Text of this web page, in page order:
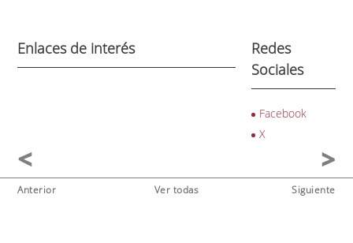
Enlaces de interés
Redes
Sociales
Facebook
X
Anterior Ver todas Siguiente